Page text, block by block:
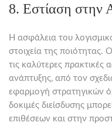
8. Εστίαση στην
Η ασφάλεια του
στοιχεία της ποιότητας.
τις καλύτερες πρακτικές
ανάπτυξης, από τον
εφαρμογή στρατηγικών
δοκιμές διείσδυσης
επιθέσεων και στην